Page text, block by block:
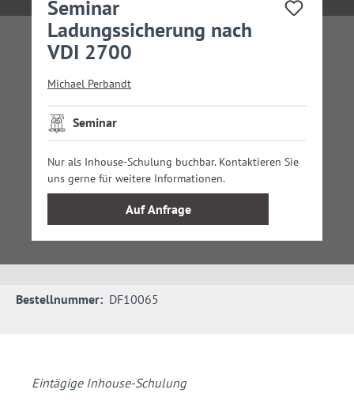
Seminar
Ladungssicherung nach
VDI 2700
Michael Perbandt
Seminar
Nur als Inhouse-Schulung buchbar. Kontaktieren Sie
uns gerne für weitere Informationen.
Auf Anfrage
Bestellnummer: DF10065
Eintägige Inhouse-Schulung